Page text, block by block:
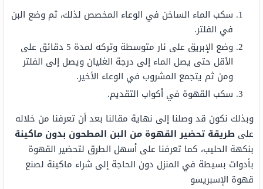
سكب الماء الساخن في الوعاء المخصص لذلك، ثم وضع البن
في الفلتر.
وضع الإبريق على نار متوسطة وتركه لمدة 5 دقائق على
الأقل حتى يصل الماء إلى درجة الغليان ويصل إلى الفلتر
ومن ثم يتجمع المشروب في الوعاء الأخير.
سكب القهوة في أكواب التقديم.
وبذلك نكون قد وصلنا إلى نهاية مقالنا بعد أن تعرفنا من خلاله
على طريقة تحضير القهوة من البن المطحون بدون ماكينة
بنكهة الحليب، كما تعرفنا على أسهل الطرق لتحضير القهوة
بأدوات بسيطة في المنزل دون الحاجة إلى شراء ماكينة لصنع
قهوة الإسبريسو